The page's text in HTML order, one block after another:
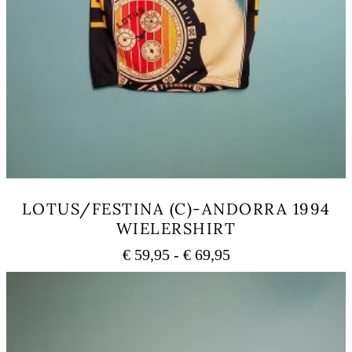
LOTUS/FESTINA (C)-ANDORRA 1994
WIELERSHIRT
€59,95 - €69,95Prijsklasse:
€ 59,95